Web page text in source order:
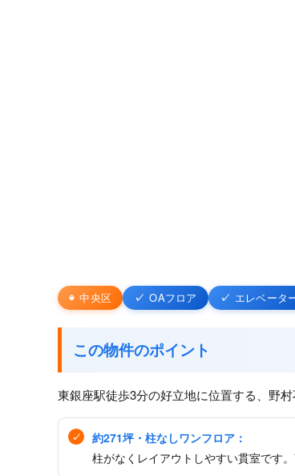
中央区 OAフロア エレベータ
この物件のポイント
東銀座駅徒歩3分の好立地に位置する、野
約271坪・柱なしワンフロア：
柱がなくレイアウトしやすい貫室です